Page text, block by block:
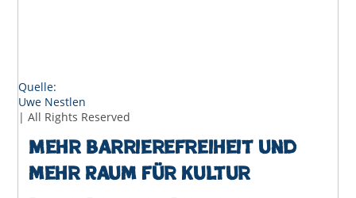
Quelle:
Uwe Nestlen
| All Rights Reserved
Mehr Barrierefreiheit und
mehr Raum für Kultur